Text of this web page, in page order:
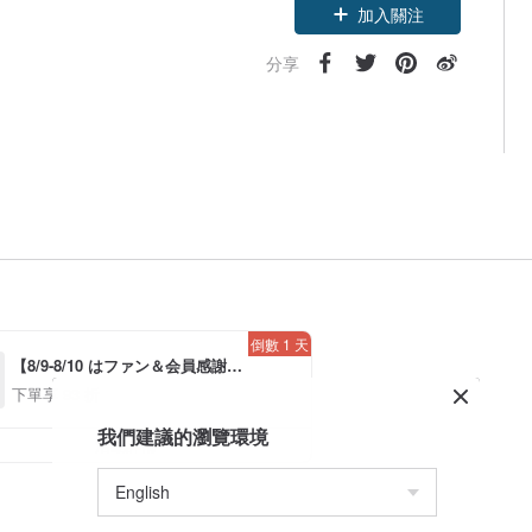
加入關注
分享
【8/9-8/10 はファン＆会員感謝デ
ー】アプリ限定全品対象7％OFF
下單享 93 折
倒數 1 天
活動詳情
我們建議的瀏覽環境